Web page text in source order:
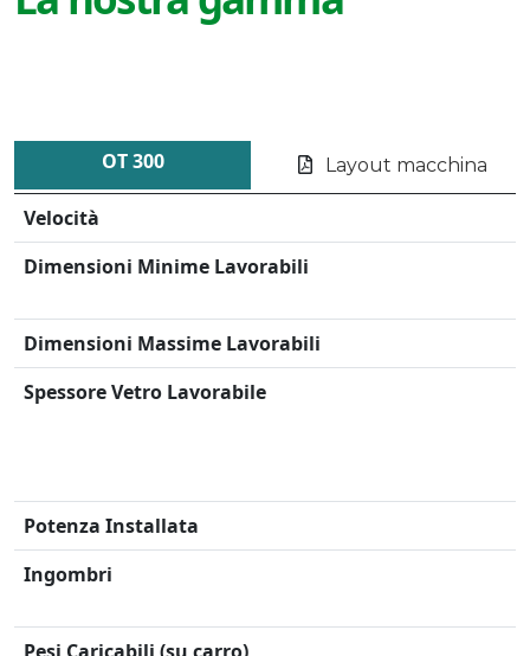
OT 300 Layout macchina
Velocità
Dimensioni Minime Lavorabili
Dimensioni Massime Lavorabili
Spessore Vetro Lavorabile
Potenza Installata
Ingombri
Pesi Caricabili (su carro)